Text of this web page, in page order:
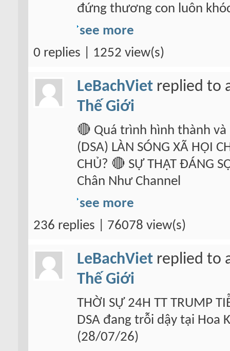
đứng thương con luôn
see more
0 replies | 1252 view(s)
LeBachViet replied to
Thế Giới
🔴 Quá trình hình thành và
(DSA) LÀN SÓNG XÃ HỘI
CHỦ? 🔴 SỰ THẬT ĐÁNG
Chân Như Channel
see more
236 replies | 76078 view(s)
LeBachViet replied to
Thế Giới
THỜI SỰ 24H TT TRUMP
DSA đang trỗi dậy tại Hoa
(28/07/26)